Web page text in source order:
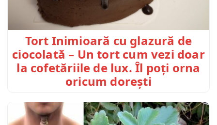
Tort Inimioară cu glazură de
ciocolată – Un tort cum vezi doar
la cofetăriile de lux. Îl poți orna
oricum dorești